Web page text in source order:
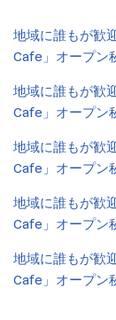
地域に誰もが歓
Cafe」オープン
地域に誰もが歓
Cafe」オープン
地域に誰もが歓
Cafe」オープン
地域に誰もが歓
Cafe」オープン
地域に誰もが歓
Cafe」オープン